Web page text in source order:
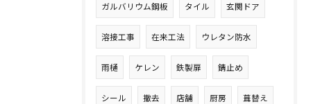
ガルバリウム鋼板 タイル 玄関ドア
溶接工事 在来工法 ウレタン防水
雨樋 ケレン 鉄製扉 錆止め
シール 撤去 店舗 厨房 葺替え